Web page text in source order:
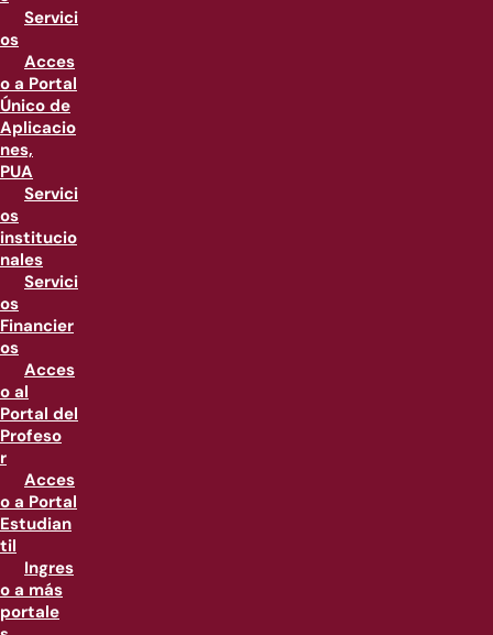
Servici
os
Acces
o a Portal
Único de
Aplicacio
nes,
PUA
Servici
os
institucio
nales
Servici
os
Financier
os
Acces
o al
Portal del
Profeso
r
Acces
o a Portal
Estudian
til
Ingres
o a más
portale